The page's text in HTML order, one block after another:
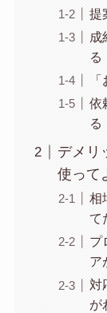
提
成
る
依
る
デメリ
使って
相
て
プ
ア
対
が